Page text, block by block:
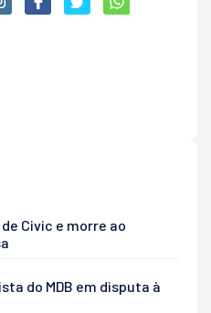
Civic e morre ao
do MDB em disputa à